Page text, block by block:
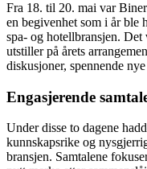
Fra 18. til 20. mai var
en begivenhet som i år
spa- og hotellbransjen.
utstiller på årets
diskusjoner, spennende
Engasjerende
Under disse to dagene
kunnskapsrike og
bransjen. Samtalene